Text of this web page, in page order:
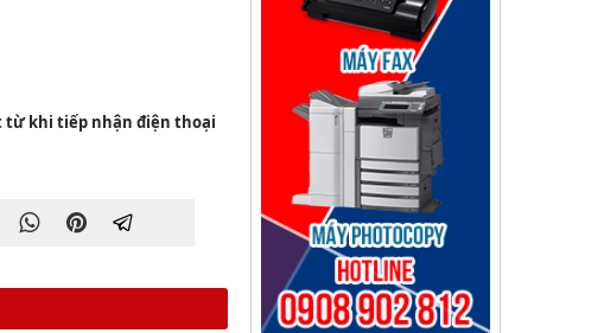
từ khi tiếp nhận điện thoại